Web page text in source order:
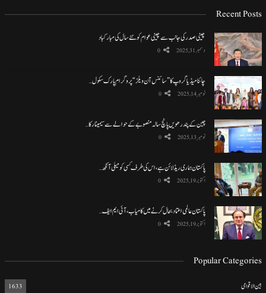
Recent Posts
چینی صدر کی جانب سے چینی عوام کو نئے سال کی مبارکباد
دسمبر 31, 2025 0
چائنا میڈیا گروپ کا ”سائنس آن ویلز“ پروگرام پارک سکول…
نومبر 14, 2025 0
چین کے پندرھویں پانچ سالہ منصوبے کے حوالے سے سیمینار کا…
نومبر 13, 2025 0
پاکستان ہماری ریڈ لائن ہے، اس کی طرف کسی کو میلی آنکھ…
اکتوبر 19, 2025 0
پاکستان عالمی اعتماد بحال کرنے میں کامیاب، آئی ایم ایف…
اکتوبر 19, 2025 0
Popular Categories
بین الاقوامی 1633